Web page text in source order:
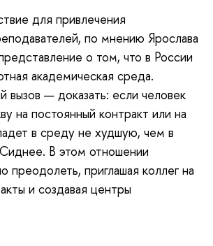
для привлечения
по мнению Ярослава
о том, что в России
академическая среда.
вызов — доказать: если человек
на постоянный контракт или на
в среду не худшую, чем в
В этом отношении
приглашая коллег на
и создавая центры